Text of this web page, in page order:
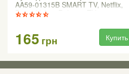
AA59-01315B SMART TV, Netflix,
Prime Video, Rakuten TV
165 грн Купить